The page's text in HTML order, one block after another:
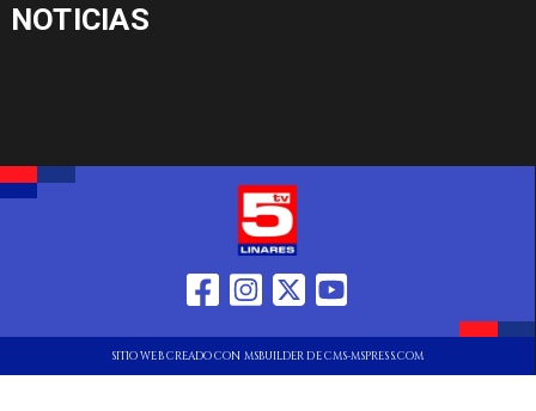
NOTICIAS
SITIO WEB CREADO CON MSBUILDER DE CMS-MSPRESS.COM